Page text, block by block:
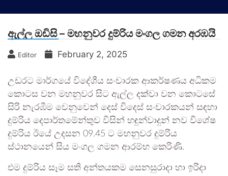
ඇල්ල ඔඩිසි – මහනුවර දුම්රිය මංගල ගමන අරඹයි
Editor February 2, 2025
උඩරට මාර්ගයේ විදේශීය සංචාරක ආකර්ෂණය අධිකම
කොටස වන මහනුවර සිට ඇල්ල දක්වා වන කොටසේ
සිරි නැරඹීම වෙනුවෙන් දෙස් විදෙස් සංචාරකයන් සඳහා
දුම්රිය දෙපාර්තමේන්තුව විසින් හඳුන්වාදුන් නව විශේෂ
දුම්රිය ඊයේ උදසන 09.45 ට මහනුවර දුම්රිය
ස්ථානයෙන් සිය මංගල ගමන ආරම්භ කෙරිණි.
එම දුම්රිය සෑම සති අන්තයකම සෙනසුරාදා හා ඉරිදා